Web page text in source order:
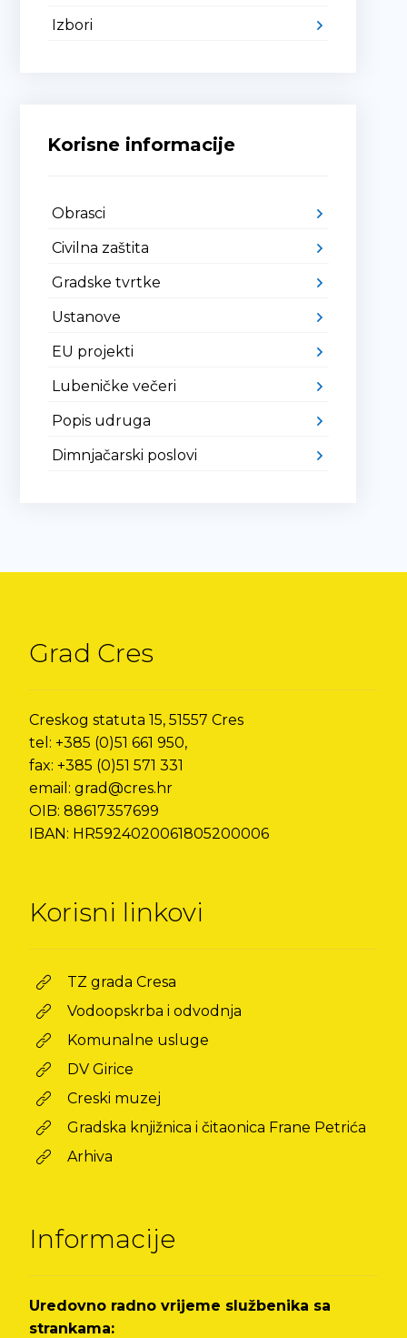
Izbori
Korisne informacije
Obrasci
Civilna zaštita
Gradske tvrtke
Ustanove
EU projekti
Lubeničke večeri
Popis udruga
Dimnjačarski poslovi
Grad Cres
Creskog statuta 15, 51557 Cres
tel: +385 (0)51 661 950,
fax: +385 (0)51 571 331
email: grad@cres.hr
OIB: 88617357699
IBAN: HR5924020061805200006
Korisni linkovi
TZ grada Cresa
Vodoopskrba i odvodnja
Komunalne usluge
DV Girice
Creski muzej
Gradska knjižnica i čitaonica Frane Petrića
Arhiva
Informacije
Uredovno radno vrijeme službenika sa
strankama: